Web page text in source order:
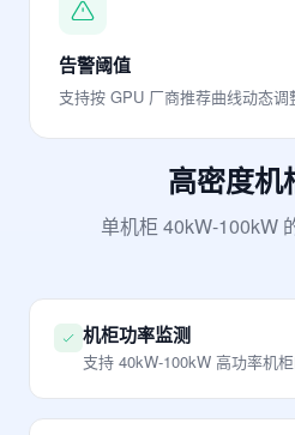
告警阈值
支持按 GPU 厂商推荐曲线动态调
高密度机
单机柜 40kW-100kW
机柜功率监测
支持 40kW-100kW 高功率机